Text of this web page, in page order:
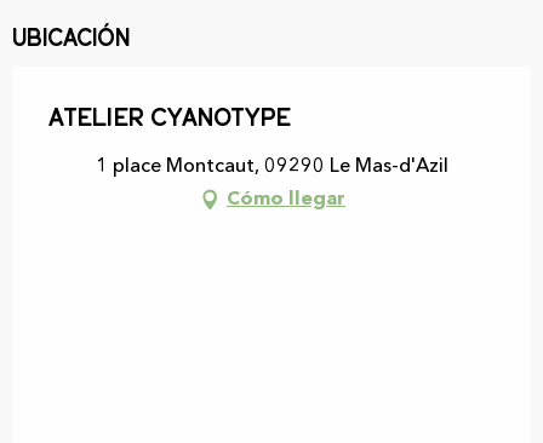
Ubicación
Atelier Cyanotype
1 place Montcaut, 09290 Le Mas-d'Azil
Cómo llegar